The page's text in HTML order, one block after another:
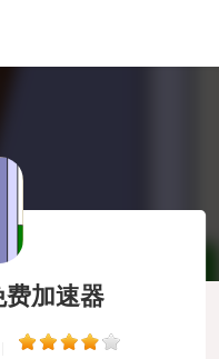
费加速器